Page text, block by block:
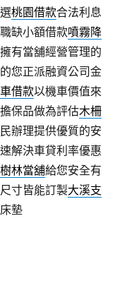
桃園借款合法利息
缺小額借款噴霧降
有當舖經營管理的
您正派融資公司金
借款以機車價值來
保品做為評估木柵
辦理提供優質的安
解決車貸利率優惠
樹林當舖給您安全有
寸皆能訂製大溪支
墊